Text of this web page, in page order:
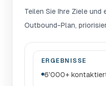
Teilen Sie Ihre Ziele und
Outbound-Plan,
ERGEBNISSE
6'000+